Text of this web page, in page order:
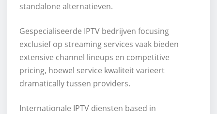
standalone alternatieven.
Gespecialiseerde IPTV bedrijven focusing
exclusief op streaming services vaak bieden
extensive channel lineups en competitive
pricing, hoewel service kwaliteit varieert
dramatically tussen providers.
Internationale IPTV diensten based in